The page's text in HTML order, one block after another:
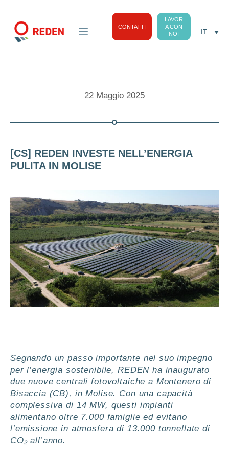
CONTATTI
LAVOR
A CON
NOI
IT
[CS] REDEN INVESTE NELL’ENERGIA
PULITA IN MOLISE
22 Maggio 2025
Segnando un passo importante nel suo impegno
per l’energia sostenibile, REDEN ha inaugurato
due nuove centrali fotovoltaiche a Montenero di
Bisaccia (CB), in Molise. Con una capacità
complessiva di 14 MW, questi impianti
alimentano oltre 7.000 famiglie ed evitano
l’emissione in atmosfera di 13.000 tonnellate di
CO₂ all’anno.